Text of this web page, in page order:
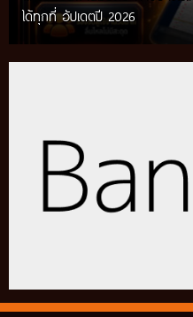
ได้ทุกที่ อัปเดตปี 2026